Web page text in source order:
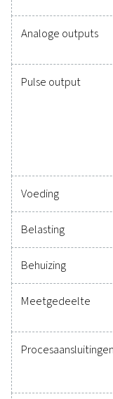
Technische
Parameters
Eenheden
toetsen op